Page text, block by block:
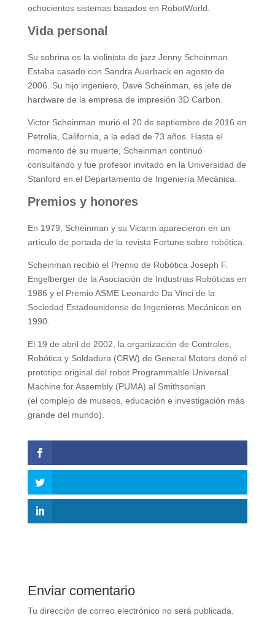
ochocientos sistemas basados ​​en RobotWorld.
Vida personal
Su sobrina es la violinista de jazz Jenny Scheinman.
Estaba casado con Sandra Auerback en agosto de
2006. Su hijo ingeniero, Dave Scheinman, es jefe de
hardware de la empresa de impresión 3D Carbon.
Victor Scheinman murió el 20 de septiembre de 2016 en
Petrolia, California, a la edad de 73 años. Hasta el
momento de su muerte, Scheinman continuó
consultando y fue profesor invitado en la Universidad de
Stanford en el Departamento de Ingeniería Mecánica.
Premios y honores
En 1979, Scheinman y su Vicarm aparecieron en un
artículo de portada de la revista Fortune sobre robótica.
Scheinman recibió el Premio de Robótica Joseph F.
Engelberger de la Asociación de Industrias Robóticas en
1986 y el Premio ASME Leonardo Da Vinci de la
Sociedad Estadounidense de Ingenieros Mecánicos en
1990.
El 19 de abril de 2002, la organización de Controles,
Robótica y Soldadura (CRW) de General Motors donó el
prototipo original del robot Programmable Universal
Machine for Assembly (PUMA) al Smithsonian
(el complejo de museos, educación e investigación más
grande del mundo).
Enviar comentario
Tu dirección de correo electrónico no será publicada.